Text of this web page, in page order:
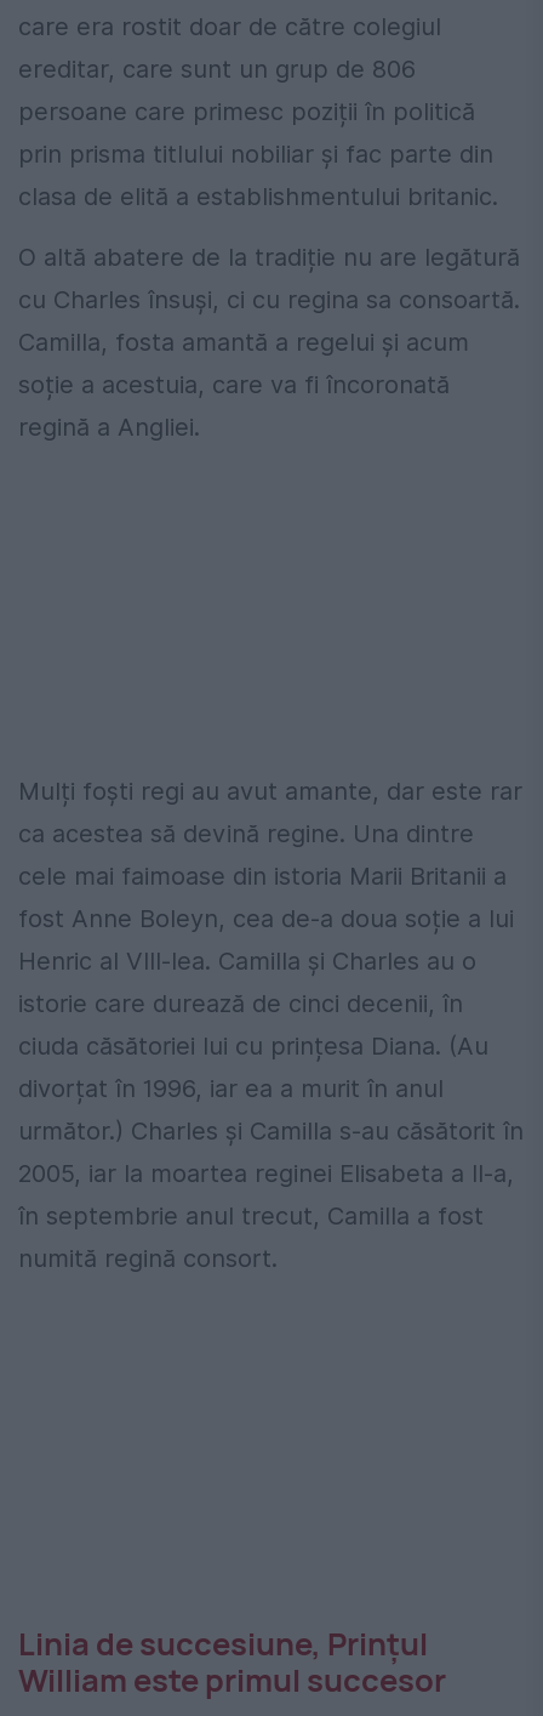
care era rostit doar de către colegiul
ereditar, care sunt un grup de 806
persoane care primesc poziții în politică
prin prisma titlului nobiliar și fac parte din
clasa de elită a establishmentului britanic.
O altă abatere de la tradiție nu are legătură
cu Charles însuși, ci cu regina sa consoartă.
Camilla, fosta amantă a regelui și acum
soție a acestuia, care va fi încoronată
regină a Angliei.
Mulți foști regi au avut amante, dar este rar
ca acestea să devină regine. Una dintre
cele mai faimoase din istoria Marii Britanii a
fost Anne Boleyn, cea de-a doua soție a lui
Henric al VIII-lea. Camilla și Charles au o
istorie care durează de cinci decenii, în
ciuda căsătoriei lui cu prințesa Diana. (Au
divorțat în 1996, iar ea a murit în anul
următor.) Charles și Camilla s-au căsătorit în
2005, iar la moartea reginei Elisabeta a II-a,
în septembrie anul trecut, Camilla a fost
numită regină consort.
Linia de succesiune, Prințul
William este primul succesor